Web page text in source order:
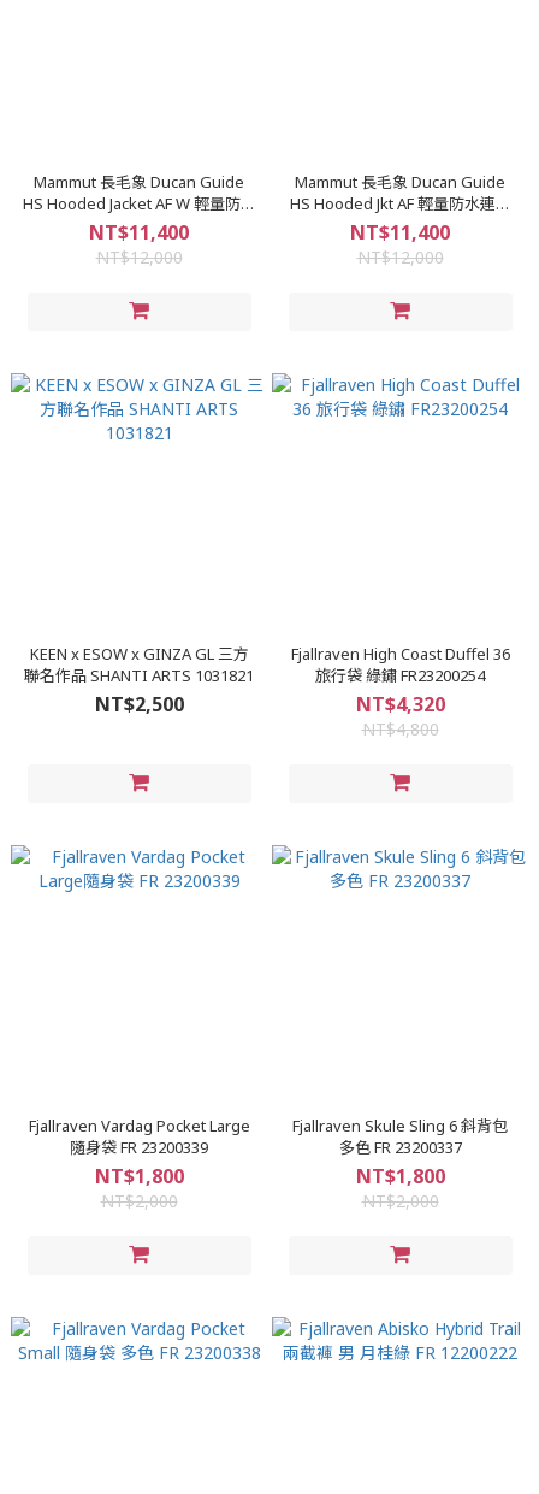
Mammut 長毛象 Ducan Guide
HS Hooded Jacket AF W 輕量防水
連帽外套 鼠尾草/星雲灰 女款
#1010-31940
NT$11,400
NT$12,000
Mammut 長毛象 Ducan Guide
HS Hooded Jkt AF 輕量防水連帽
外套 鼠尾草/星雲灰 男款 #1010-
31930
NT$11,400
NT$12,000
KEEN x ESOW x GINZA GL 三方
聯名作品 SHANTI ARTS 1031821
NT$2,500
Fjallraven High Coast Duffel 36
旅行袋 綠鏽 FR23200254
NT$4,320
NT$4,800
Fjallraven Vardag Pocket Large
隨身袋 FR 23200339
NT$1,800
NT$2,000
Fjallraven Skule Sling 6 斜背包
多色 FR 23200337
NT$1,800
NT$2,000